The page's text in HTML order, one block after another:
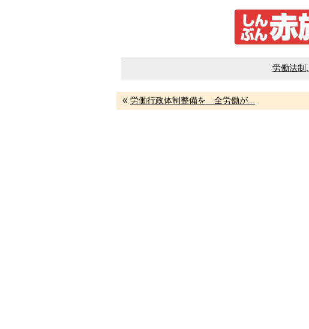
労働法制
« 労働行政体制整備を 全労働が...